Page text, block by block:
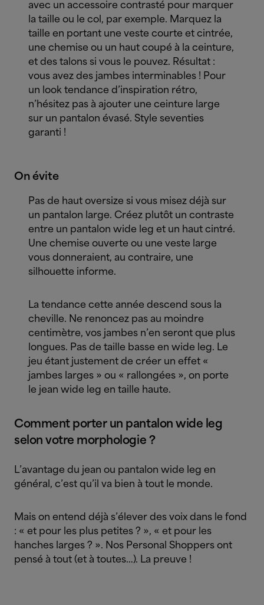
avec un accessoire contrasté pour marquer
la taille ou le col, par exemple. Marquez la
taille en portant une veste courte et cintrée,
une chemise ou un haut coupé à la ceinture,
et des talons si vous le pouvez. Résultat :
vous avez des jambes interminables ! Pour
un look tendance d’inspiration rétro,
n’hésitez pas à ajouter une ceinture large
sur un pantalon évasé. Style seventies
garanti !
On évite
Pas de haut oversize si vous misez déjà sur
un pantalon large. Créez plutôt un contraste
entre un pantalon wide leg et un haut cintré.
Une chemise ouverte ou une veste large
vous donneraient, au contraire, une
silhouette informe.
La tendance cette année descend sous la
cheville. Ne renoncez pas au moindre
centimètre, vos jambes n’en seront que plus
longues. Pas de taille basse en wide leg. Le
jeu étant justement de créer un effet «
jambes larges » ou « rallongées », on porte
le jean wide leg en taille haute.
Comment porter un pantalon wide leg
selon votre morphologie ?
L’avantage du jean ou pantalon wide leg en
général, c’est qu’il va bien à tout le monde.
Mais on entend déjà s’élever des voix dans le fond
: « et pour les plus petites ? », « et pour les
hanches larges ? ». Nos Personal Shoppers ont
pensé à tout (et à toutes…). La preuve !